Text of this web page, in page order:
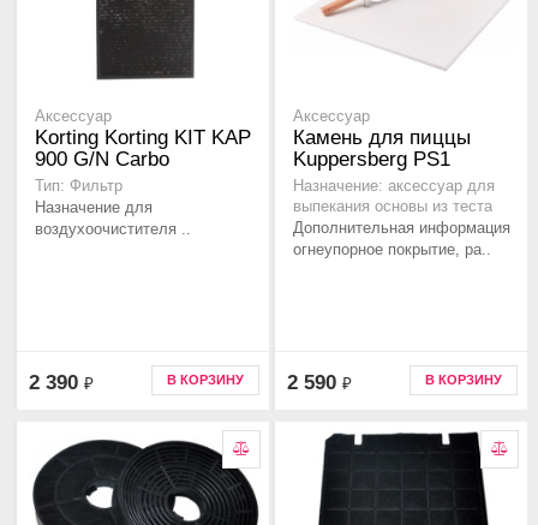
Аксессуар
Korting Korting KIT KAP
900 G/N Carbo
Тип: Фильтр
Назначение для
воздухоочистителя ..
2 390 ₽ В КОРЗИНУ
Аксессуар
Камень для пиццы
Kuppersberg PS1
Назначение: аксессуар для
выпекания основы из теста
Дополнительная информация
огнеупорное покрытие, ра..
2 590 ₽ В КОРЗИНУ